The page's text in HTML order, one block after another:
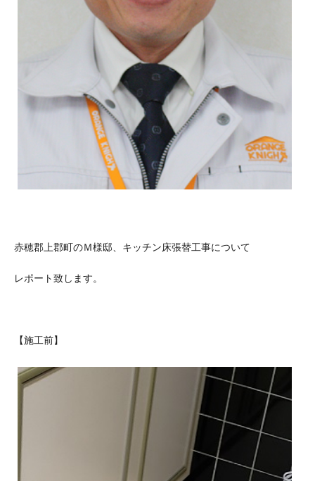
赤穂郡上郡町のＭ様邸、キッチン床張替工事について
レポート致します。
【施工前】